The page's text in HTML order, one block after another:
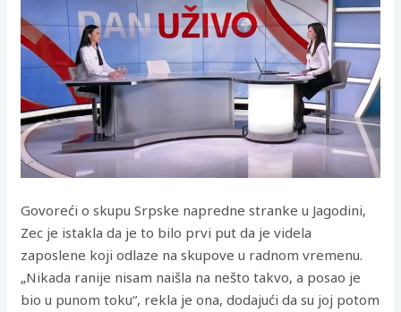
Govoreći o skupu Srpske napredne stranke u Jagodini,
Zec je istakla da je to bilo prvi put da je videla
zaposlene koji odlaze na skupove u radnom vremenu.
„Nikada ranije nisam naišla na nešto takvo, a posao je
bio u punom toku“, rekla je ona, dodajući da su joj potom